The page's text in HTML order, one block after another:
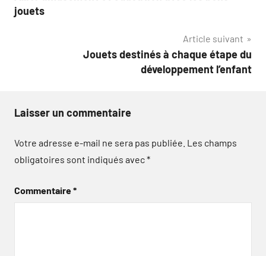
de
jouets
Article suivant
Jouets destinés à chaque étape du
développement l’enfant
Laisser un commentaire
Votre adresse e-mail ne sera pas publiée. Les champs
obligatoires sont indiqués avec*
Commentaire*